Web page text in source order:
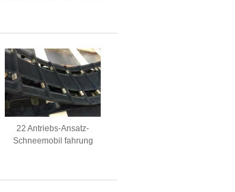
22 Antriebs-Ansatz-
Schneemobil fahrung